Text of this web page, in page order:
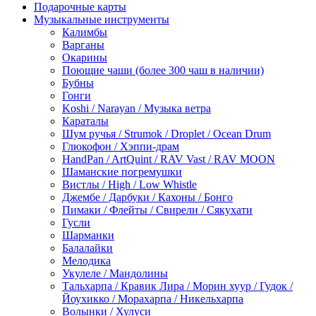
Подарочные карты
Музыкальные инструменты
Калимбы
Варганы
Окарины
Поющие чаши (более 300 чаш в наличии)
Бубны
Гонги
Koshi / Narayan / Музыка ветра
Караталы
Шум ручья / Strumok / Droplet / Ocean Drum
Глюкофон / Хэппи-драм
HandPan / ArtQuint / RAV Vast / RAV MOON
Шаманские погремушки
Вистлы / High / Low Whistle
Джембе / Дарбуки / Кахоны / Бонго
Пимаки / Флейты / Свирели / Сякухати
Гусли
Шарманки
Балалайки
Мелодика
Укулеле / Мандолины
Тальхарпа / Кравик Лира / Морин хуур / Гудок /
Йоухикко / Морахарпа / Никельхарпа
Волынки / Хулуси